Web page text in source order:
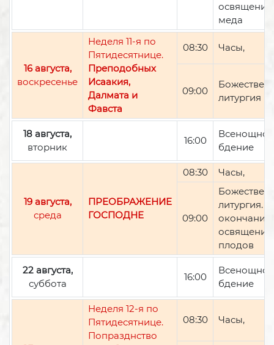
освящение
меда
16 августа,
воскресенье
Неделя 11-я по
Пятидесятнице.
Преподобных
Исаакия,
Далмата и
Фавста
08:30 Часы,
09:00
литургия
18 августа,
вторник
16:00
Всенощное
бдение
19 августа,
среда
ПРЕОБРАЖЕНИЕ
ГОСПОДНЕ
08:30 Часы,
09:00
литургия.
окончании
освящение
плодов
22 августа,
суббота
16:00
Всенощное
бдение
Неделя 12-я по
Пятидесятнице.
Попразднство
08:30 Часы,